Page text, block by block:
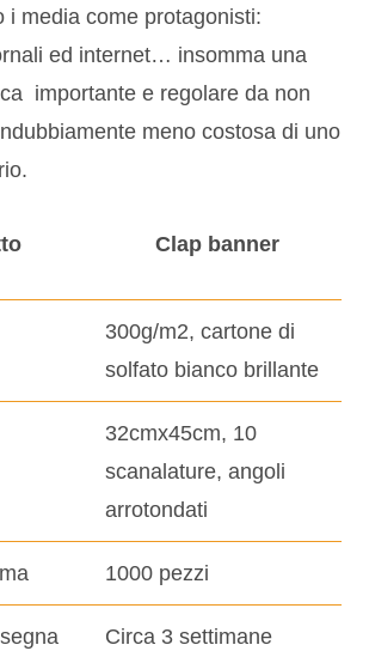
i media come protagonisti:
ed internet… insomma una
importante e regolare da non
meno costosa di uno
Clap banner
300g/m2, cartone di
solfato bianco brillante
32cmx45cm, 10
scanalature, angoli
arrotondati
1000 pezzi
Circa 3 settimane